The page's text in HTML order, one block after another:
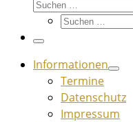
Suche
Suche
Menü
Informationen
Termine
Datenschutz
Impressum